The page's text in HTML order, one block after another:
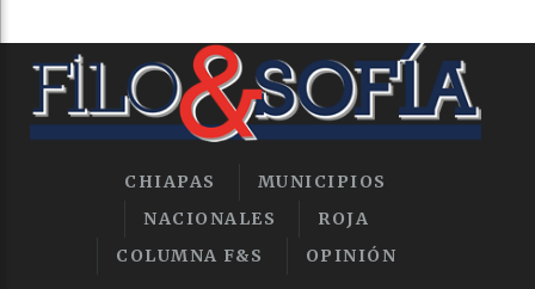
CHIAPAS
MUNICIPIOS
NACIONALES
ROJA
COLUMNA F&S
OPINIÓN